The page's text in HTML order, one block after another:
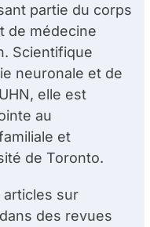
partie du corps
de médecine
Scientifique
neuronale et de
elle est
au
et
de Toronto.
articles sur
des revues